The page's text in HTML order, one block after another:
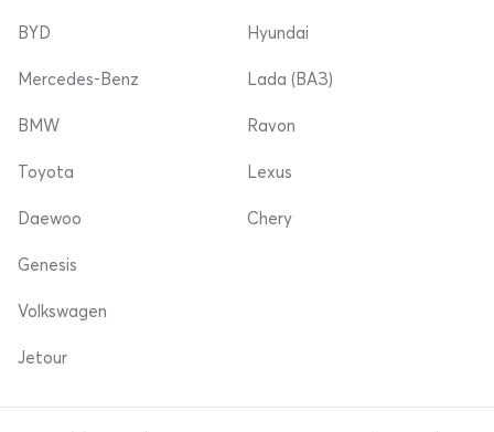
BYD
Mercedes-Benz
Hyundai
Lada (ВАЗ)
BMW
Toyota
Daewoo
Ravon
Lexus
Chery
Genesis
Volkswagen
Jetour